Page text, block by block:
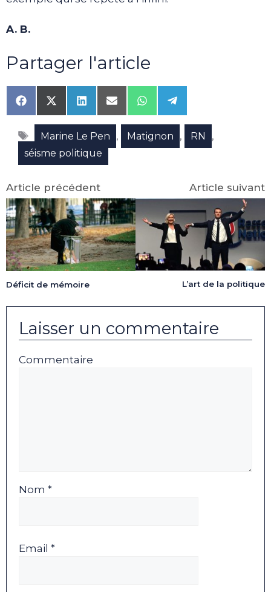
A. B.
Partager l'article
Share
on
Facebook
Share
on
X
(Twitter)
Share
on
LinkedIn
Share
on
Email
Share
on
WhatsApp
Share
on
Telegram
Étiquettes
Marine Le Pen , Matignon , RN ,
séisme politique
Article précédent
Déficit de mémoire
Article suivant
L’art de la politique
Laisser un commentaire
Commentaire
Nom *
Email *